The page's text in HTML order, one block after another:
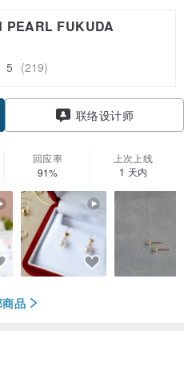
PEARL FUKUDA
5 (219)
联络设计师
回应率
91%
上次上线
1 天内
品